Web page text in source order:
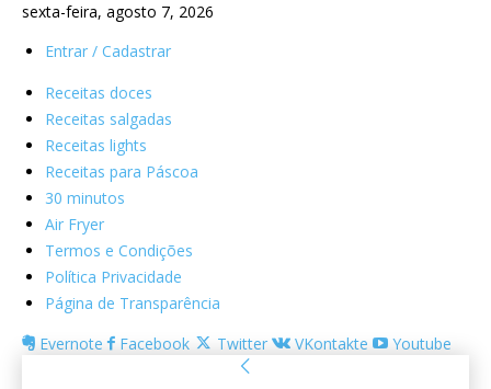
sexta-feira, agosto 7, 2026
Entrar / Cadastrar
Receitas doces
Receitas salgadas
Receitas lights
Receitas para Páscoa
30 minutos
Air Fryer
Termos e Condições
Política Privacidade
Página de Transparência
Evernote
Facebook Twitter VKontakte Youtube